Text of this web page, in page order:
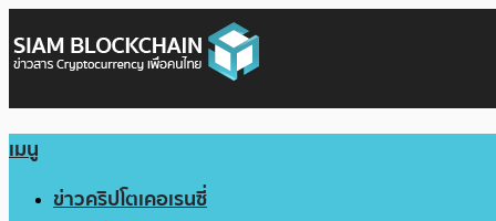
เมนู
ข่าวคริปโตเคอเรนซี่